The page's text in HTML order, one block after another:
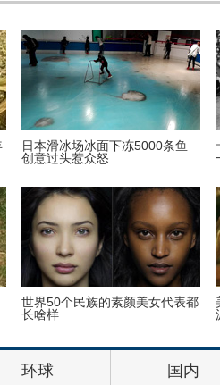
日本滑冰场冰面下冻5000条鱼
创意过头惹众怒
世界50个民族的素颜美女代表都
长啥样
环球 国内